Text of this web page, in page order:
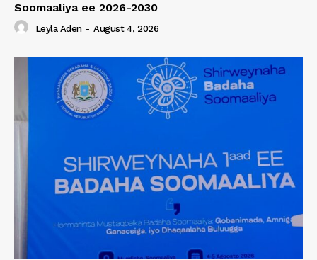
Soomaaliya ee 2026-2030
Leyla Aden - August 4, 2026